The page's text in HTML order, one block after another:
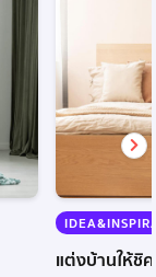
แต่งบ้านให้ชิ